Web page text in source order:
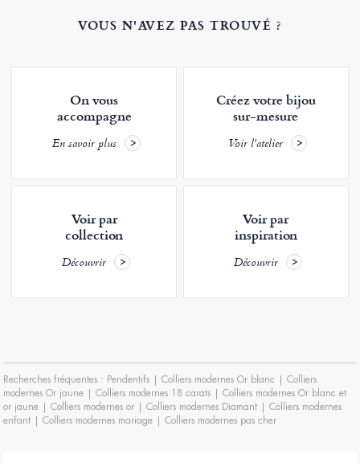
VOUS N'AVEZ PAS TROUVÉ ?
On vous
accompagne
En savoir plus
Créez votre bijou
sur-mesure
Voir l'atelier
Voir par
collection
Découvrir
Voir par
inspiration
Découvrir
Recherches fréquentes : Pendentifs |Colliers modernes Or blanc |Colliers
modernes Or jaune |Colliers modernes 18 carats |Colliers modernes Or blanc et
or jaune |Colliers modernes or |Colliers modernes Diamant |Colliers modernes
enfant |Colliers modernes mariage |Colliers modernes pas cher